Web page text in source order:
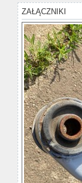
ZAŁĄCZNIKI